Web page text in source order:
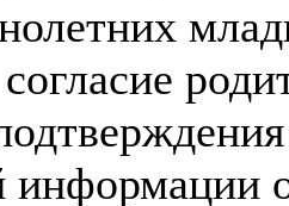
информации